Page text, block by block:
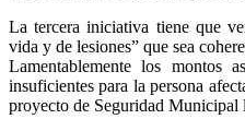
La tercera iniciativa tiene que
vida y de lesiones” que sea
Lamentablemente los montos
insuficientes para la persona
proyecto de Seguridad Municipal